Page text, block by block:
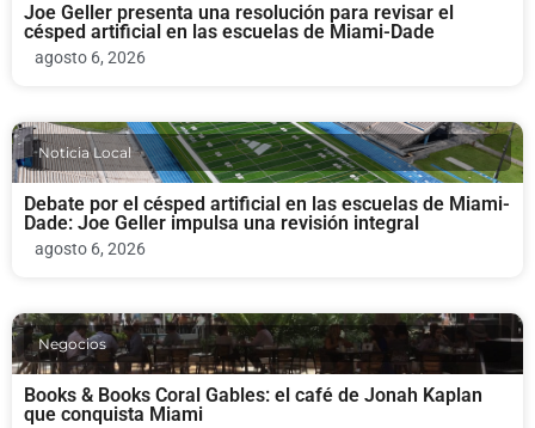
Joe Geller presenta una resolución para revisar el
césped artificial en las escuelas de Miami-Dade
agosto 6, 2026
Noticia Local
Debate por el césped artificial en las escuelas de Miami-
Dade: Joe Geller impulsa una revisión integral
agosto 6, 2026
Negocios
Books & Books Coral Gables: el café de Jonah Kaplan
que conquista Miami